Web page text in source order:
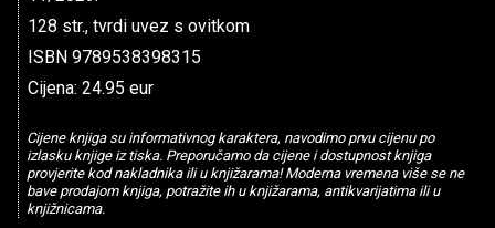
128 str., tvrdi uvez s ovitkom
ISBN 9789538398315
Cijena: 24.95 eur
Cijene knjiga su informativnog karaktera, navodimo prvu cijenu po
izlasku knjige iz tiska. Preporučamo da cijene i dostupnost knjiga
provjerite kod nakladnika ili u knjižarama! Moderna vremena više se ne
bave prodajom knjiga, potražite ih u knjižarama, antikvarijatima ili u
knjižnicama.